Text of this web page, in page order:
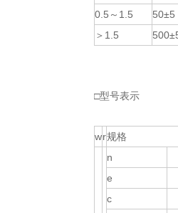
0.5～1.5
50±5
＞1.5
□型号表示
wr规格
n
e
c